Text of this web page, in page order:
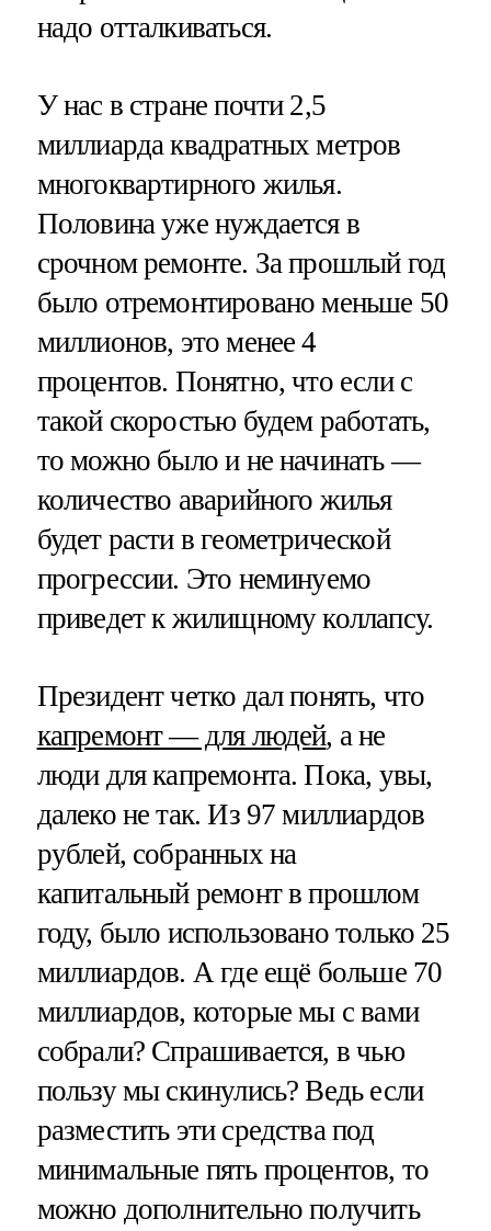
надо отталкиваться.
У нас в стране почти 2,5
миллиарда квадратных метров
многоквартирного жилья.
Половина уже нуждается в
срочном ремонте. За прошлый год
было отремонтировано меньше 50
миллионов, это менее 4
процентов. Понятно, что если с
такой скоростью будем работать,
то можно было и не начинать —
количество аварийного жилья
будет расти в геометрической
прогрессии. Это неминуемо
приведет к жилищному коллапсу.
Президент четко дал понять, что
капремонт — для людей, а не
люди для капремонта. Пока, увы,
далеко не так. Из 97 миллиардов
рублей, собранных на
капитальный ремонт в прошлом
году, было использовано только 25
миллиардов. А где ещё больше 70
миллиардов, которые мы с вами
собрали? Спрашивается, в чью
пользу мы скинулись? Ведь если
разместить эти средства под
минимальные пять процентов, то
можно дополнительно получить